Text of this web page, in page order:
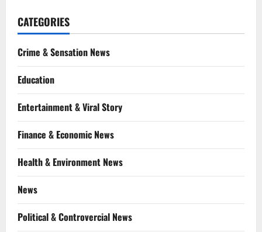
CATEGORIES
Crime & Sensation News
Education
Entertainment & Viral Story
Finance & Economic News
Health & Environment News
News
Political & Controvercial News